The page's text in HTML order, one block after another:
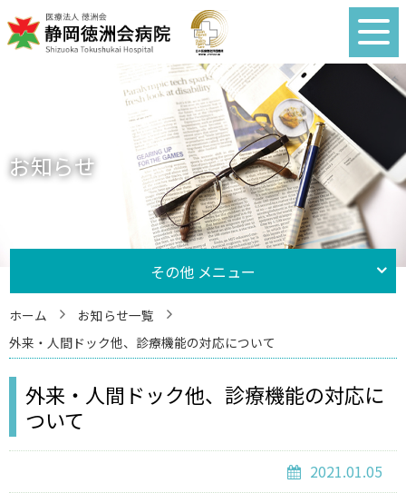
お知らせ
ホーム
お知らせ一覧
外来・人間ドック他、診療機能の対応について
外来・人間ドック他、診療機能の対応に
ついて
2021.01.05
その他 メニュー